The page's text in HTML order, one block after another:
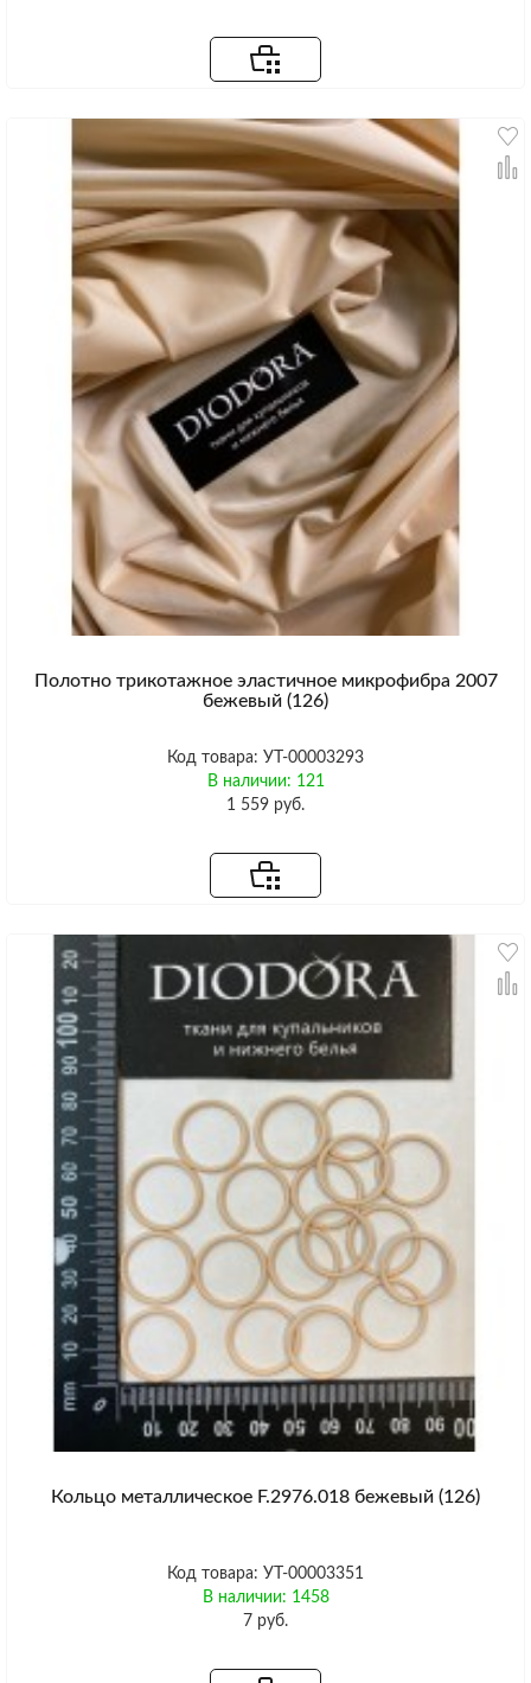
Полотно трикотажное эластичное микрофибра 2007
бежевый (126)
Код товара: УТ-00003293
В наличии: 121
1 559 руб.
Кольцо металлическое F.2976.018 бежевый (126)
Код товара: УТ-00003351
В наличии: 1458
7 руб.